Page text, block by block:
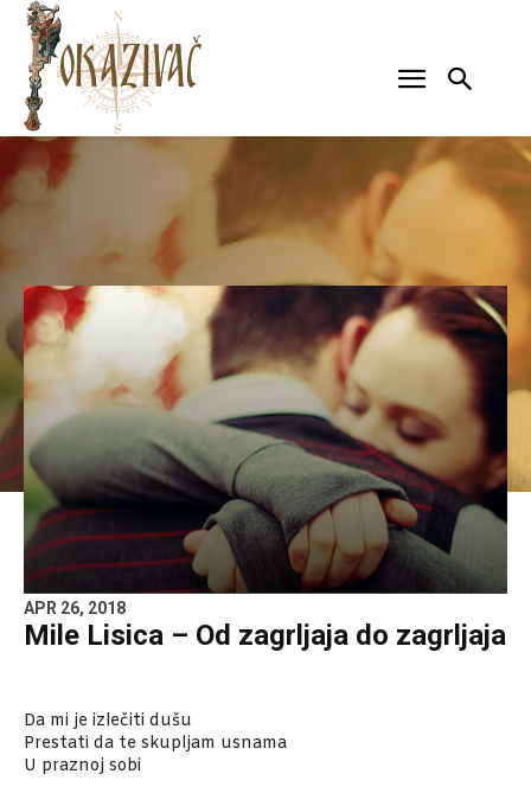
APR 26, 2018
Mile Lisica – Od zagrljaja do zagrljaja
Da mi je izlečiti dušu
Prestati da te skupljam usnama
U praznoj sobi